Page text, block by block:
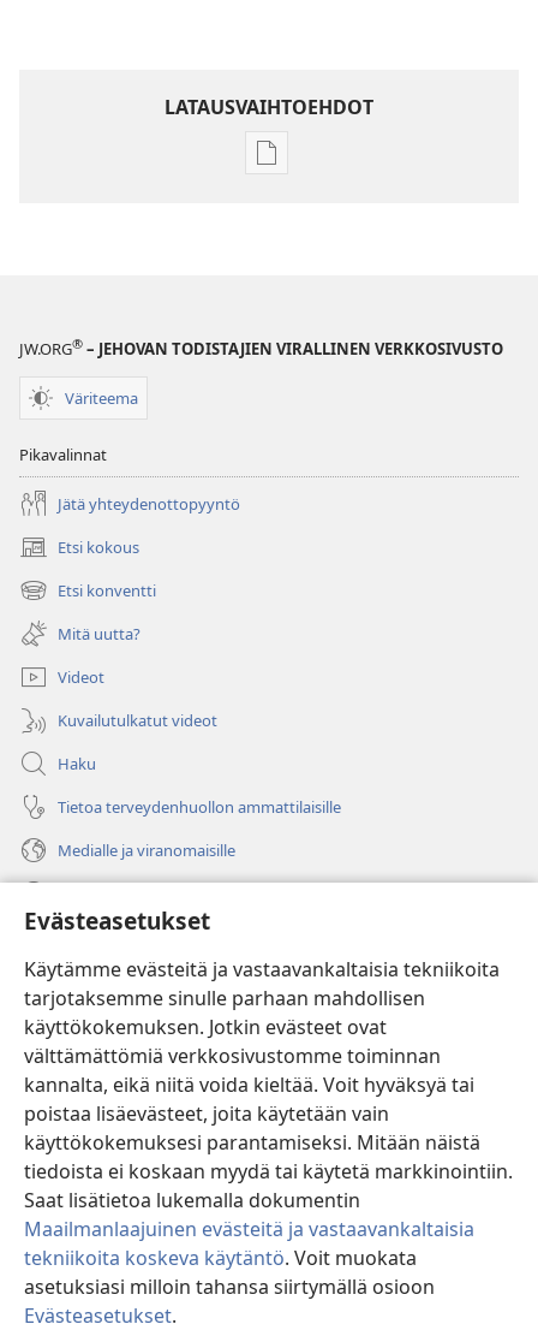
Evästeasetukset
Käytämme evästeitä ja vastaavankaltaisia tekniikoita
tarjotaksemme sinulle parhaan mahdollisen
käyttökokemuksen. Jotkin evästeet ovat
välttämättömiä verkkosivustomme toiminnan
kannalta, eikä niitä voida kieltää. Voit hyväksyä tai
poistaa lisäevästeet, joita käytetään vain
käyttökokemuksesi parantamiseksi. Mitään näistä
tiedoista ei koskaan myydä tai käytetä markkinointiin.
Saat lisätietoa lukemalla dokumentin
Maailmanlaajuinen evästeitä ja vastaavankaltaisia
tekniikoita koskeva käytäntö. Voit muokata
asetuksiasi milloin tahansa siirtymällä osioon
Evästeasetukset.
LATAUSVAIHTOEHDOT
Julkaisujen
JW.ORG® – JEHOVAN TODISTAJIEN VIRALLINEN VERKKOSIVUSTO
Väriteema
Pikavalinnat
Jätä yhteydenottopyyntö
Etsi kokous
(avaa
uuden
ikkunan)
Etsi konventti
(avaa
uuden
ikkunan)
Mitä uutta?
Videot
Kuvailutulkatut videot
Haku
Tietoa terveydenhuollon ammattilaisille
Medialle ja viranomaisille
(avaa
uuden
ikkunan)Vartiotornin VERKKOKIRJASTO
(avaa
uuden
ikkunan)JW Hub ®
(avaa
uuden
ikkunan)
®
Watchtower Library
Copyright
© 2026 Watch Tower Bible and Tract Society of Pennsylvania.